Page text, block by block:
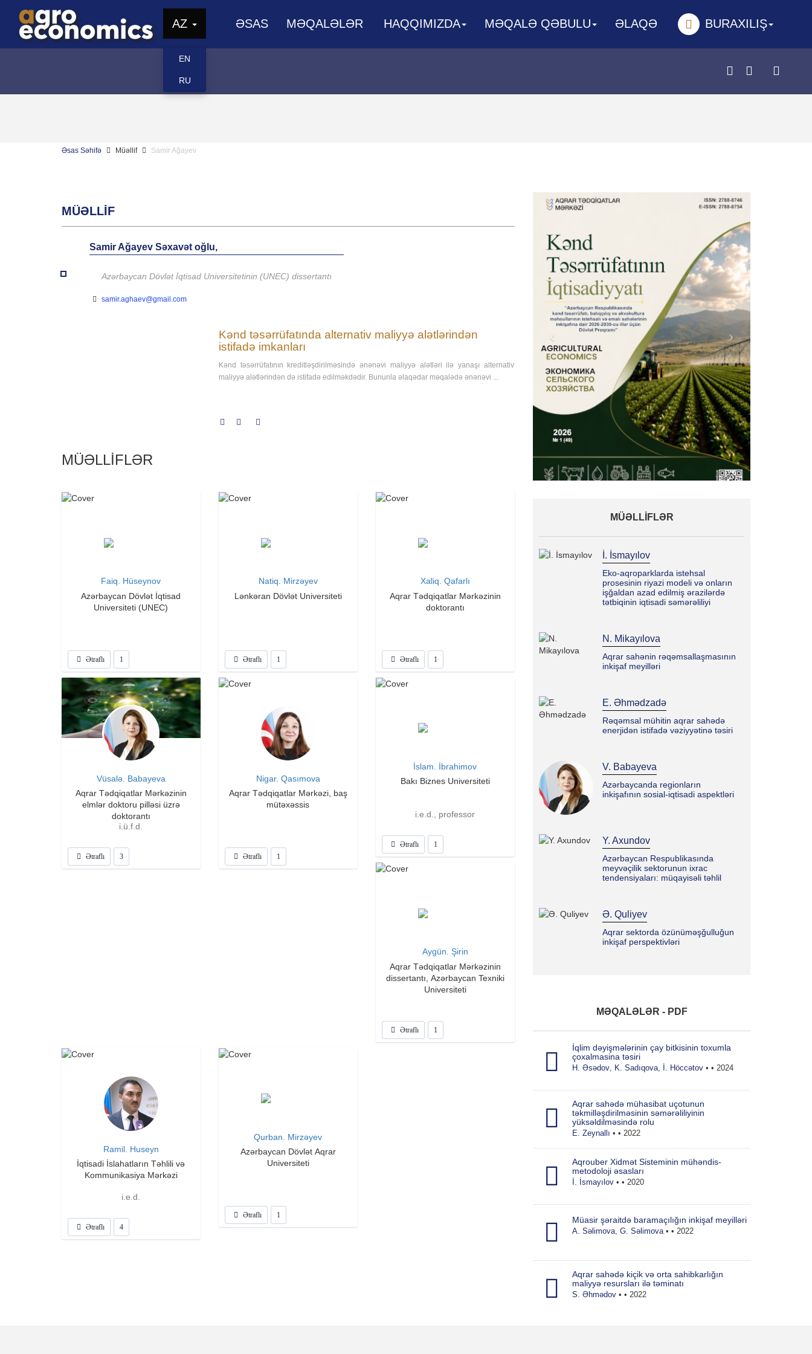
AZ
EN
RU
ƏSAS MƏQALƏLƏR HAQQIMIZDA MƏQALƏ QƏBULU ƏLAQƏ BURAXILIŞ
Əsas Səhifə Müəllif Samir Ağayev
MÜƏLLIF
Samir Ağayev Səxavət oğlu,
Azərbaycan Dövlət İqtisad Universitetinin (UNEC) dissertantı
samir.aghaev@gmail.com
Kənd təsərrüfatında alternativ maliyyə alətlərindən
istifadə imkanları
Kənd təsərrüfatının kreditləşdirilməsində ənənəvi maliyyə alətləri ilə yanaşı alternativ
maliyyə alətlərindən də istifadə edilməkdədir. Bununla əlaqədar məqalədə ənənəvi ...
MÜƏLLİFLƏR
Faiq. Hüseynov
Azərbaycan Dövlət İqtisad
Universiteti (UNEC)
Ətraflı 1
Natiq. Mirzəyev
Lənkəran Dövlət Universiteti
Ətraflı 1
Xaliq. Qafarlı
Aqrar Tədqiqatlar Mərkəzinin
doktorantı
Ətraflı 1
Vüsalə. Babayeva
Aqrar Tədqiqatlar Mərkəzinin
elmlər doktoru pilləsi üzrə
doktorantı
i.ü.f.d.
Ətraflı 3
Nigar. Qasımova
Aqrar Tədqiqatlar Mərkəzi, baş
mütəxəssis
Ətraflı 1
İslam. İbrahimov
Bakı Biznes Universiteti
i.e.d., professor
Ətraflı 1
Aygün. Şirin
Aqrar Tədqiqatlar Mərkəzinin
dissertantı, Azərbaycan Texniki
Universiteti
Ətraflı 1
Ramil. Huseyn
İqtisadi İslahatların Təhlili və
Kommunikasiya Mərkəzi
i.e.d.
Ətraflı 4
Qurban. Mirzəyev
Azərbaycan Dövlət Aqrar
Universiteti
Ətraflı 1
Prev Next
MÜƏLLİFLƏR
İ. İsmayılov
Eko-aqroparklarda istehsal
prosesinin riyazi modeli və onların
işğaldan azad edilmiş ərazilərdə
tətbiqinin iqtisadi səmərəliliyi
N. Mikayılova
Aqrar sahənin rəqəmsallaşmasının
inkişaf meyilləri
E. Əhmədzadə
Rəqəmsal mühitin aqrar sahədə
enerjidən istifadə vəziyyətinə təsiri
V. Babayeva
Azərbaycanda regionların
inkişafının sosial-iqtisadi aspektləri
Y. Axundov
Azərbaycan Respublikasında
meyvəçilik sektorunun ixrac
tendensiyaları: müqayisəli təhlil
Ə. Quliyev
Aqrar sektorda özünüməşğulluğun
inkişaf perspektivləri
pri̇ori̇tetləri̇
Q. Şərifov
Kənd təsərrüfatında ri̇skləri̇n
qi̇ymətləndi̇ri̇lməsi̇ni̇n metodoloji̇
MƏQALƏLƏR - PDF
İqlim dəyişmələrinin çay bitkisinin toxumla
çoxalmasina təsiri
H. Əsədov, K. Sadıqova, İ. Höccətov• • 2024
Aqrar sahədə mühasibat uçotunun
təkmilləşdirilməsinin səmərəliliyinin
yüksəldilməsində rolu
E. Zeynallı • • 2022
Aqrouber Xidmət Sisteminin mühəndis-
metodoloji əsasları
İ. İsmayılov• • 2020
Müasir şəraitdə baramaçılığın inkişaf meyilləri
A. Səlimova, G. Səlimova• • 2022
Aqrar sahədə kiçik və orta sahibkarlığın
maliyyə resursları ilə təminatı
S. Əhmədov• • 2022